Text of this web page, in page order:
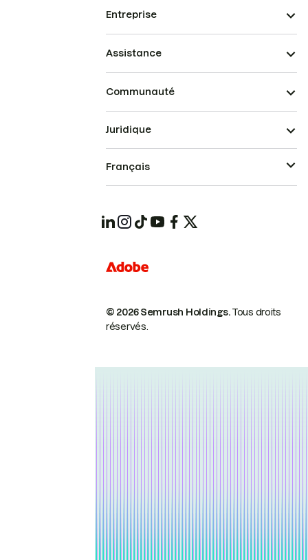
Entreprise
Assistance
Communauté
© 2026 Semrush Holdings.Tous droits
réservés.
Juridique
Français